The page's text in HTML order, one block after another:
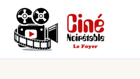
contenu